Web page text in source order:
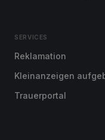
SERVICES
Reklamation
Kleinanzeigen
Trauerportal